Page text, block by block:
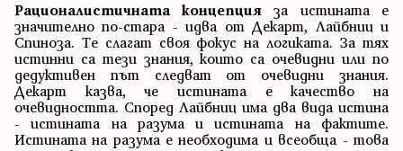
Рационалистичната концепция за истината е
значително по-стара - идва от Декарт, Лайбниц и
Спиноза. Те слагат своя фокус на логиката. За тях
истинни са тези знания, които са очевидни или по
дедуктивен път следват от очевидни знания.
Декарт казва, че истината е качество на
очевидността. Според Лайбниц има два вида истина
- истината на разума и истината на фактите.
Истината на разума е необходима и всеобща - това